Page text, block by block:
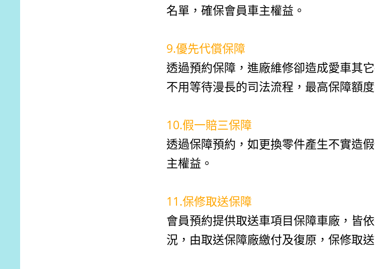
名單，確保會員車主權益。
9.優先代償保障
透過預約保障，進廠維修卻造成愛車其
不用等待漫長的司法流程，最高保障額
10.假一賠三保障
透過保障預約，如更換零件產生不實造
主權益。
11.保修取送保障
會員預約提供取送車項目保障車廠，皆
況，由取送保障廠繳付及復原，保修取